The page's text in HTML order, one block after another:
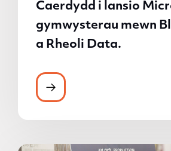
Caerdydd i lansio
gymwysterau mewn
a Rheoli Data.